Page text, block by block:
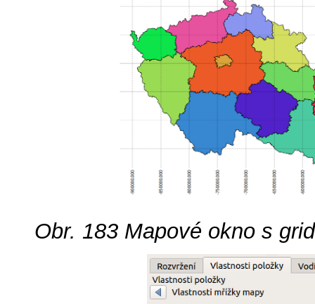
Obr. 183 Mapové okno s